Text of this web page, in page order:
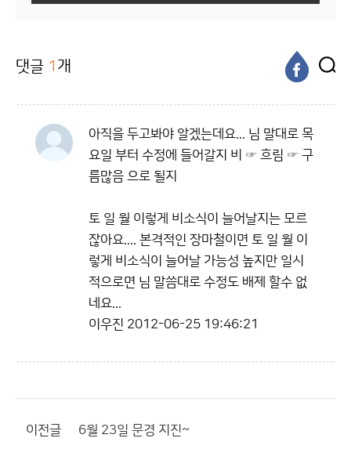
댓글 1 개
아직을 두고봐야 알겠는데요... 님 말대로 목
요일 부터 수정에 들어갈지 비 ☞ 흐림 ☞ 구
름많음 으로 될지
토 일 월 이렇게 비소식이 늘어날지는 모르
잖아요.... 본격적인 장마철이면 토 일 월 이
렇게 비소식이 늘어날 가능성 높지만 일시
적으로면 님 말씀대로 수정도 배제 할수 없
네요...
이우진 2012-06-25 19:46:21
이전글 6월 23일 문경 지진~